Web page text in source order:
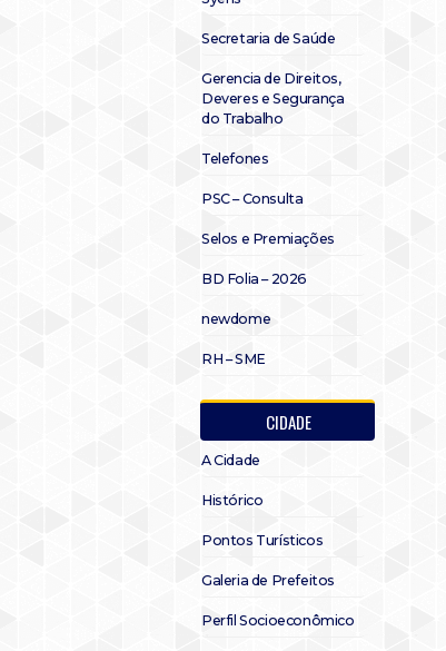
Secretaria de Saúde
Gerencia de Direitos,
Deveres e Segurança
do Trabalho
Telefones
PSC – Consulta
Selos e Premiações
BD Folia – 2026
newdome
RH – SME
CIDADE
A Cidade
Histórico
Pontos Turísticos
Galeria de Prefeitos
Perfil Socioeconômico